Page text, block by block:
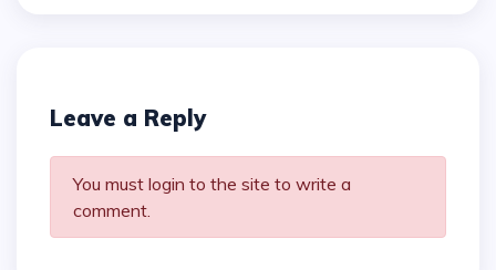
Leave a Reply
You must login to the site to write a
comment.